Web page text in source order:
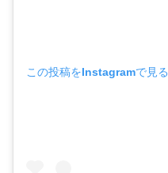
この投稿をInstagramで見る